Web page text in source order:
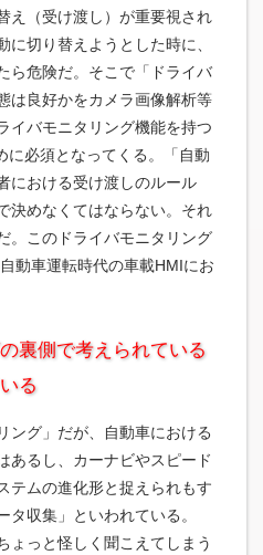
え（受け渡し）が重要視され
切り替えようとした時に、
ら危険だ。そこで「ドライバ
は良好かをカメラ画像解析等
イバモニタリング機能を持つ
に必須となってくる。「自動
における受け渡しのルール
決めなくてはならない。それ
。このドライバモニタリング
動車運転時代の車載HMIにお
裏側で考えられている
る
ング」だが、自動車における
あるし、カーナビやスピード
テムの進化形と捉えられもす
収集」といわれている。
ょっと怪しく聞こえてしまう